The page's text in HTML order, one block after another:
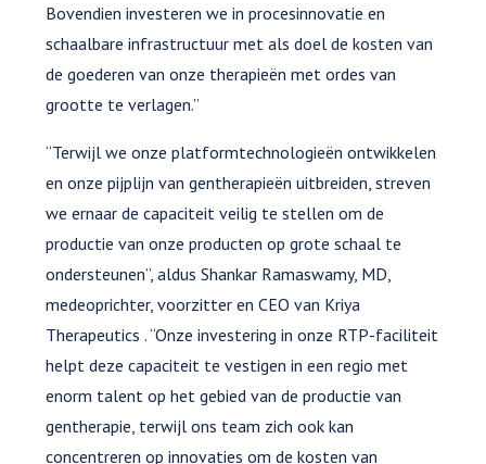
Bovendien investeren we in procesinnovatie en
schaalbare infrastructuur met als doel de kosten van
de goederen van onze therapieën met ordes van
grootte te verlagen.”
“Terwijl we onze platformtechnologieën ontwikkelen
en onze pijplijn van gentherapieën uitbreiden, streven
we ernaar de capaciteit veilig te stellen om de
productie van onze producten op grote schaal te
ondersteunen”, aldus Shankar Ramaswamy, MD,
medeoprichter, voorzitter en CEO van Kriya
Therapeutics . “Onze investering in onze RTP-faciliteit
helpt deze capaciteit te vestigen in een regio met
enorm talent op het gebied van de productie van
gentherapie, terwijl ons team zich ook kan
concentreren op innovaties om de kosten van